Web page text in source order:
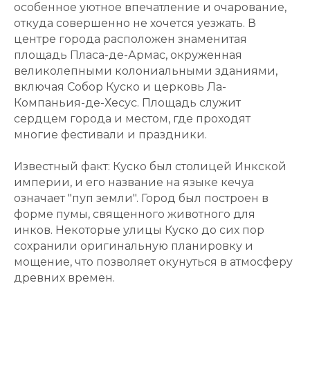
особенное уютное впечатление и очарование,
откуда совершенно не хочется уезжать. В
центре города расположен знаменитая
площадь Пласа-де-Армас, окруженная
великолепными колониальными зданиями,
включая Собор Куско и церковь Ла-
Компаньия-де-Хесус. Площадь служит
сердцем города и местом, где проходят
многие фестивали и праздники.
Известный факт: Куско был столицей Инкской
империи, и его название на языке кечуа
означает "пуп земли". Город был построен в
форме пумы, священного животного для
инков. Некоторые улицы Куско до сих пор
сохранили оригинальную планировку и
мощение, что позволяет окунуться в атмосферу
древних времен.